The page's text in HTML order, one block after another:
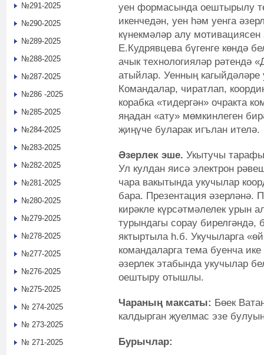
уен формасында оештырылу
икенчедән, уен һәм уенга
күнекмәләр алу
Е.Кудрявцева бүгенге көндә
ачык технологияләр рәтендә
атыйлар. Уенның
Командалар, чиратлап,
корабка «тидергән» очракта
яңадан «ату» мөмкинлеген
җиңүче буларак игълан ителә.
Әзерлек эше. Укытучы
Ул кулдан яисә электрон
чара вакытында укучылар
бара. Презентация әзерләнә.
кирәкле күрсәтмәлелек урын
турындагы сорау бирелгәндә,
яктыртыла һ.б. Укучыларга
командаларга тема буенча
әзерлек этабында укучылар
оештыру отышлы.
Чараның максаты: Бөек
калдырган җуелмас эзе
Бурычлар:
№291-2025
№290-2025
№289-2025
№288-2025
№287-2025
№286 -2025
№285-2025
№284-2025
№283-2025
№282-2025
№281-2025
№280-2025
№279-2025
№278-2025
№277-2025
№276-2025
№275-2025
№ 274-2025
№ 273-2025
№ 271-2025